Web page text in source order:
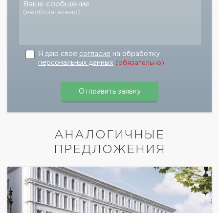
Ваше сообщение
(необязательно)
Я даю свое согласие на обработку
персональных данных (обязательно)
АНАЛОГИЧНЫЕ
ПРЕДЛОЖЕНИЯ